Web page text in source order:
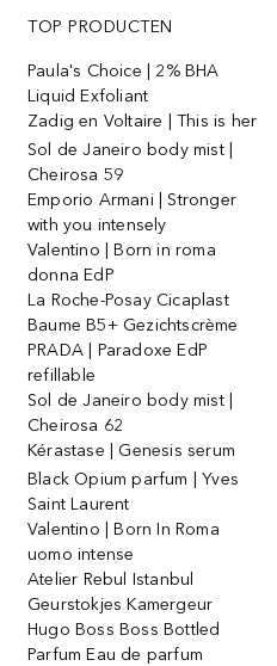
TOP PRODUCTEN
Paula's Choice | 2% BHA
Liquid Exfoliant
Zadig en Voltaire | This is her
Sol de Janeiro body mist |
Cheirosa 59
Emporio Armani | Stronger
with you intensely
Valentino | Born in roma
donna EdP
La Roche-Posay Cicaplast
Baume B5+ Gezichtscrème
PRADA | Paradoxe EdP
refillable
Sol de Janeiro body mist |
Cheirosa 62
Kérastase | Genesis serum
Black Opium parfum | Yves
Saint Laurent
Valentino | Born In Roma
uomo intense
Atelier Rebul Istanbul
Geurstokjes Kamergeur
Hugo Boss Boss Bottled
Parfum Eau de parfum